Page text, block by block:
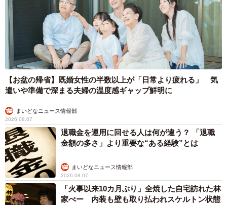
【お盆の帰省】既婚女性の半数以上が「日常より疲れる」 気
遣いや準備で深まる夫婦の温度感ギャップ鮮明に
まいどなニュース情報部
2026.08.07
退職金を運用に回せる人は何が違う？ 「退職
金額の多さ」より重要な“ある経験”とは
まいどなニュース情報部
2026.08.07
「火事以来10カ月ぶり」全焼した自宅訪れた林
家ぺー 内装も壁も取り払われスケルトン状態